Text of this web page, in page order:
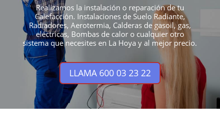
Realizamos la instalación o reparación de tu
Calefacción. Instalaciones de Suelo Radiante,
Radiadores, Aerotermia, Calderas de gasoil, gas,
eléctricas, Bombas de calor o cualquier otro
sistema que necesites en La Hoya y al mejor precio.
LLAMA 600 03 23 22